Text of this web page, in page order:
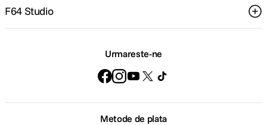
F64 Studio
Urmareste-ne
Metode de plata